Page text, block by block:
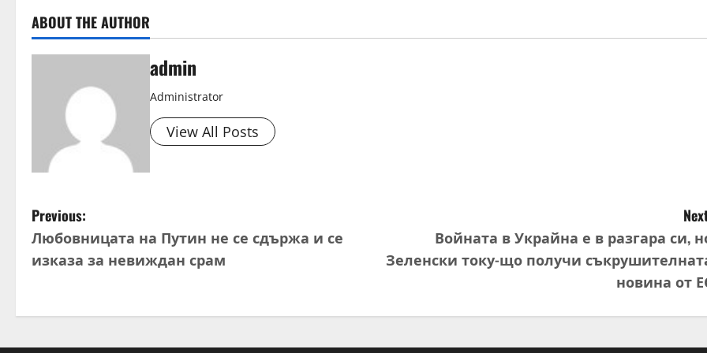
i
ABOUT THE AUTHOR
admin
Administrator
View All Posts
P
o
t
Previous:
Любовницата на Путин не се сдържа и се
изказа за невиждан срам
Войната в Украйна е в разгара си,
Зеленски току-що получи
новина от